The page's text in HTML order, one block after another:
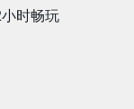
时畅玩